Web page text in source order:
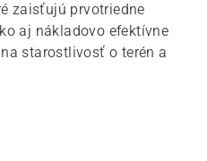
zaisťujú prvotriedne
aj nákladovo efektívne
starostlivosť o terén a